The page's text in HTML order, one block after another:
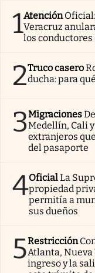
1Atención
Veracruz
los
2Truco casero
ducha: para
3Migraciones
Medellín, Cali
extranjeros
del pasaporte
4OficialLa
propiedad
permitía a
sus dueños
5Restricción
Atlanta, Nueva
ingreso y la